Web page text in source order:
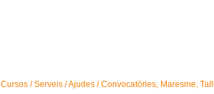
Cursos / Serveis / Ajudes / Convocatòries Maresme